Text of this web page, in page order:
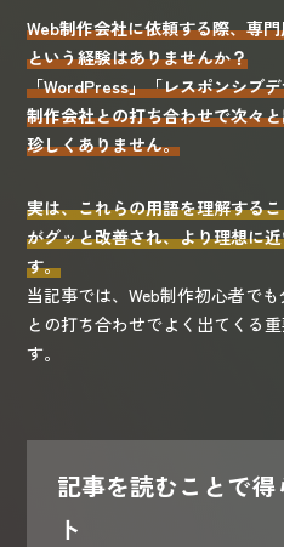
Web制作会社に依頼する際、専
という経験はありませんか？
「WordPress」「レスポンシブ
制作会社との打ち合わせで次々
珍しくありません。
実は、これらの用語を理解する
がグッと改善され、より理想に
す。
当記事では、Web制作初心者で
との打ち合わせでよく出てくる
す。
記事を読むことで得
ト